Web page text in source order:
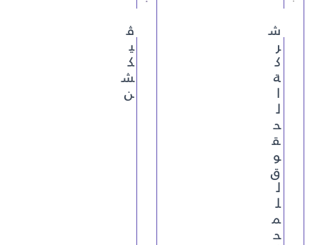
ش
ر
ك
ة
ا
ل
ح
ق
و
ق
ل
ل
م
ح
ڤ
ي
ك
ش
ن